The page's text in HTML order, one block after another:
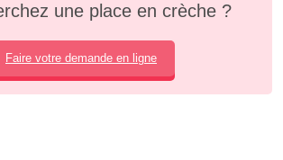
une place en crèche ?
Faire votre demande en ligne